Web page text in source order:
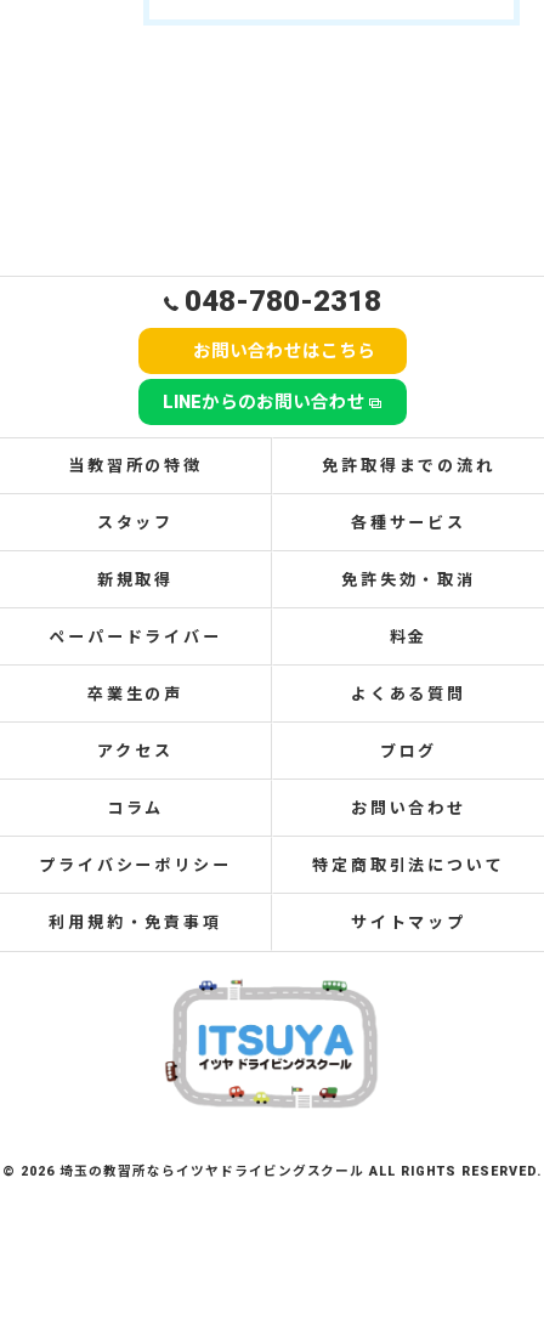
048-780-2318
お問い合わせはこちら
LINEからのお問い合わせ
当教習所の特徴 免許取得までの流れ
スタッフ 各種サービス
新規取得 免許失効・取消
ペーパードライバー 料金
卒業生の声 よくある質問
アクセス ブログ
コラム お問い合わせ
プライバシーポリシー 特定商取引法について
利用規約・免責事項 サイトマップ
© 2026 埼玉の教習所ならイツヤドライビングスクール ALL RIGHTS RESERVED.